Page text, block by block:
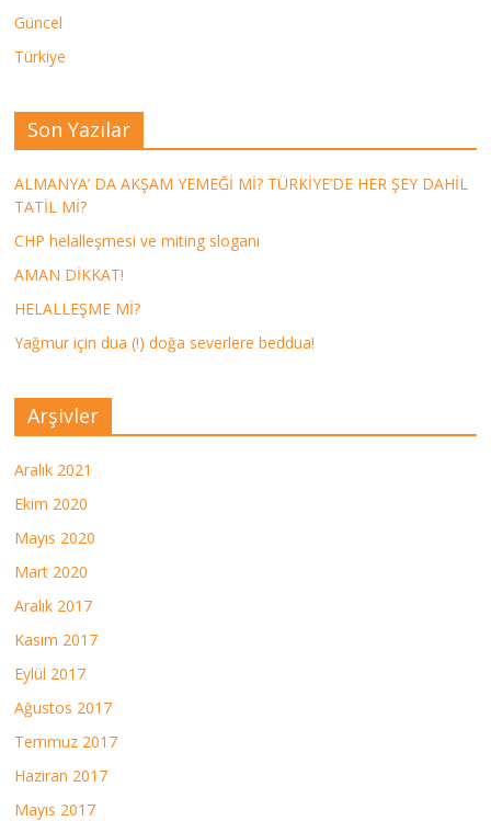
Güncel
Türkiye
Son Yazılar
ALMANYA’ DA AKŞAM YEMEĞİ Mİ? TÜRKİYE’DE HER ŞEY DAHİL
TATİL Mİ?
CHP helalleşmesi ve miting sloganı
AMAN DİKKAT!
HELALLEŞME Mİ?
Yağmur için dua (!) doğa severlere beddua!
Arşivler
Aralık 2021
Ekim 2020
Mayıs 2020
Mart 2020
Aralık 2017
Kasım 2017
Eylül 2017
Ağustos 2017
Temmuz 2017
Haziran 2017
Mayıs 2017